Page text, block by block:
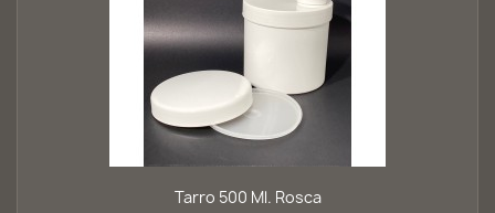
Tarro 500 Ml. Rosca